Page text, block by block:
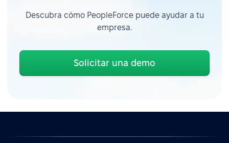
Descubra cómo PeopleForce puede ayudar a tu
empresa.
Solicitar una demo